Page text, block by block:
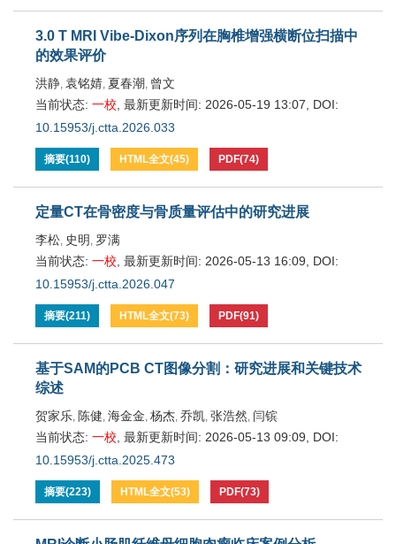
3.0 T MRI Vibe-Dixon序列在胸椎增强横断位扫描中
的效果评价
洪静, 袁铭婧, 夏春潮, 曾文
当前状态: 一校 最新更新时间: 2026-05-19 13:07
DOI:
10.15953/j.ctta.2026.033
摘要(110) HTML全文(45) PDF(74)
定量CT在骨密度与骨质量评估中的研究进展
李松, 史明 , 罗满
当前状态: 一校 最新更新时间: 2026-05-13 16:09
DOI:
10.15953/j.ctta.2026.047
摘要(211) HTML全文(73) PDF(91)
基于SAM的PCB CT图像分割：研究进展和关键技术
综述
贺家乐, 陈健, 海金金, 杨杰, 乔凯, 张浩然, 闫镔
当前状态: 一校 最新更新时间: 2026-05-13 09:09
DOI:
10.15953/j.ctta.2025.473
摘要(223) HTML全文(53) PDF(73)